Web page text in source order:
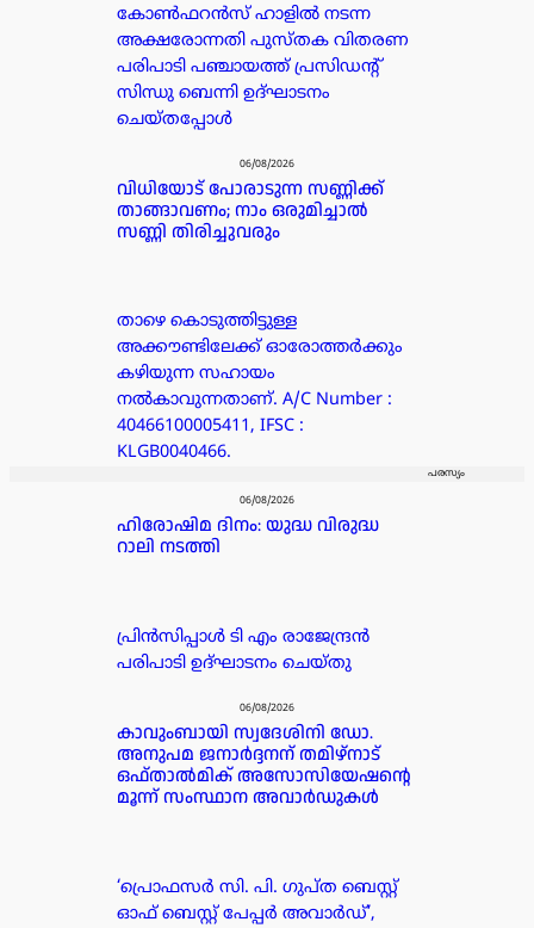
കോൺഫറൻസ് ഹാളിൽ നടന്ന
അക്ഷരോന്നതി പുസ്തക വിതരണ
പരിപാടി പഞ്ചായത്ത് പ്രസിഡൻ്റ്
സിന്ധു ബെന്നി ഉദ്ഘാടനം
ചെയ്തപ്പോൾ
06/08/2026
വിധിയോട് പോരാടുന്ന സണ്ണിക്ക്
താങ്ങാവണം; നാം ഒരുമിച്ചാൽ
സണ്ണി തിരിച്ചുവരും
താഴെ കൊടുത്തിട്ടുള്ള
അക്കൗണ്ടിലേക്ക് ഓരോത്തർക്കും
കഴിയുന്ന സഹായം
നൽകാവുന്നതാണ്. A/C Number :
40466100005411, IFSC :
KLGB0040466.
പരസ്യം
06/08/2026
ഹിരോഷിമ ദിനം: യുദ്ധ വിരുദ്ധ
റാലി നടത്തി
പ്രിൻസിപ്പാൾ ടി എം രാജേന്ദ്രൻ
പരിപാടി ഉദ്ഘാടനം ചെയ്തു
06/08/2026
കാവുംബായി സ്വദേശിനി ഡോ.
അനുപമ ജനാർദ്ദനന് തമിഴ്‌നാട്
ഒഫ്താൽമിക് അസോസിയേഷന്റെ
മൂന്ന് സംസ്ഥാന അവാർഡുകൾ
‘പ്രൊഫസർ സി. പി. ഗുപ്ത ബെസ്റ്റ്
ഓഫ് ബെസ്റ്റ് പേപ്പർ അവാർഡ്’,